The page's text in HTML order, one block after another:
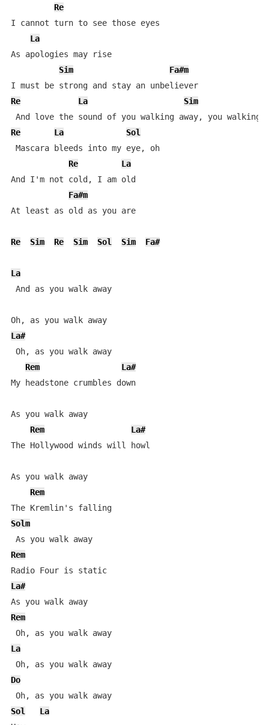
Re
I cannot turn to see those eyes
La
As apologies may rise
Sim
Fa#m
I must be strong and stay an unbeliever
Re
La Sim
Re La
Sol
Mascara bleeds into my eye, oh
Re
La
And I'm not cold, I am old
Fa#m
At least as old as you are
Re Sim Re Sim Sol Sim Fa#
La
And as you walk away
Oh, as you walk away
La#
Oh, as you walk away
Rem
La#
My headstone crumbles down
As you walk away
Rem
La#
The Hollywood winds will howl
As you walk away
Rem
The Kremlin's falling
Solm
As you walk away
Rem
Radio Four is static
La#
As you walk away
Rem
Oh, as you walk away
La
Oh, as you walk away
Do
Oh, as you walk away
Sol
La